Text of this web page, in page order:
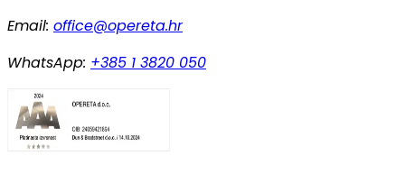
Email: office@opereta.hr
WhatsApp: +385 1 3820 050